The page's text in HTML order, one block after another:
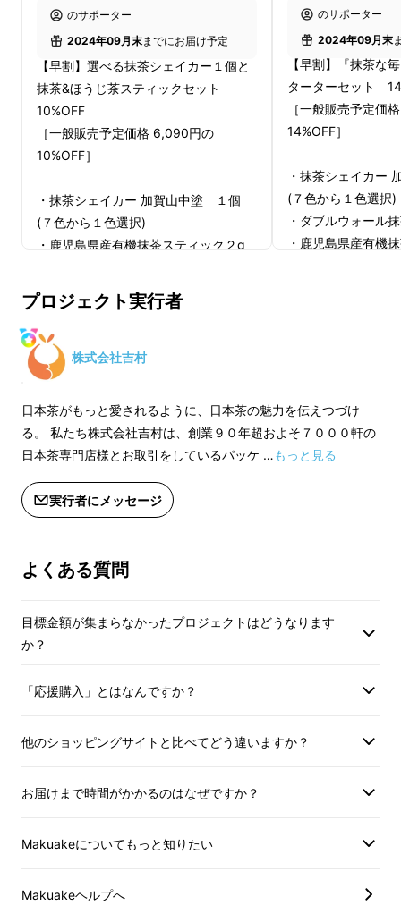
『緑鮮やかな濃厚抹茶ビール』
ビールと抹茶、香りのハーモニーがたまりませ
ん。
『濃厚抹茶アフォガード』
苦味がクセになります。
とは】
のサポーター
2024年09月末までにお届け予定
【早割】選べる抹茶シェイカー１個と
抹茶&ほうじ茶スティックセット
10%OFF
［一般販売予定価格 6,090円の
10%OFF］
・抹茶シェイカー 加賀山中塗 １個
(７色から１色選択)
・鹿児島県産有機抹茶スティック２g
後１年間、
特定原材料：なし）
・鹿児島県産有機ほうじ茶スティック
２g入り １５本×１袋（賞味期限：製
造後１年間、特定原材料：なし）
・抹茶レシピブック １冊
白、若葉色、山吹色の７色からお選び
いただけます。
カーの色が画面上の画像イメージと異
なる場合がございます。
上した場合、正規販売価格が販売予定
価格より下がる可能性もございます。
もございます。ご了承ください。
製造工程上の都合等により出荷時期が
適格請求書発行事業者登録番号：あり
記載のあるインボイスが必要な場合
直接お問合せください）
のサポーター
2024年09月末
【早割】『抹茶な
ターターセット
［一般販売予定価
14%OFF］
・抹茶シェイカー
(７色から１色選択)
・ダブルウォール
・鹿児島県産有機
※色は漆黒、古代
白、若葉色、山吹
価格より下がる可
※ご注文状況、使
遅れる場合があり
は、Makuakeメッ
プロジェクト実行者
株式会社吉村
日本茶がもっと愛されるように、日本茶の魅力を伝えつづけ
る。 私たち株式会社吉村は、創業９０年超およそ７０００軒の
日本茶専門店様とお取引をしているパッケ …もっと見る
実行者にメッセージ
よくある質問
目標金額が集まらなかったプロジェクトはどうなります
か？
「応援購入」とはなんですか？
他のショッピングサイトと比べてどう違いますか？
お届けまで時間がかかるのはなぜですか？
Makuakeについてもっと知りたい
Makuakeヘルプへ